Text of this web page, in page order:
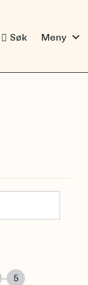
Søk Meny expand_more
5